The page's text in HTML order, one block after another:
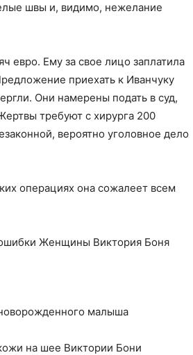
швы и, видимо, нежелание
евро. Ему за свое лицо заплатила
приехать к Иванчуку
Они намерены подать в суд,
требуют с хирурга 200
вероятно уголовное дело
операциях она сожалеет всем
Женщины Виктория Боня
малыша
на шее Виктории Бони